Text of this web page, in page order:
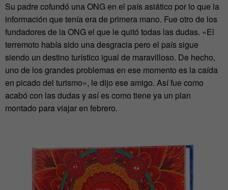
Su padre cofundó una ONG en el país asiático por lo que la
información que tenía era de primera mano. Fue otro de los
fundadores de la ONG el que le quitó todas las dudas. «El
terremoto había sido una desgracia pero el país sigue
siendo un destino turístico igual de maravilloso. De hecho,
uno de los grandes problemas en ese momento es la caída
en picado del turismo», le dijo ese amigo. Así fue como
acabó con las dudas y así es como tiene ya un plan
montado para viajar en febrero.